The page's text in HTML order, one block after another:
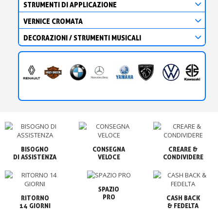
STRUMENTI DI APPLICAZIONE
VERNICE CROMATA
DECORAZIONI / STRUMENTI MUSICALI
BISOGNO
CONSEGNA
VELOCE
CREARE &
CONDIVIDERE
RITORNO
14 GIORNI
SPAZIO
PRO
CASH BACK
& FEDELTA